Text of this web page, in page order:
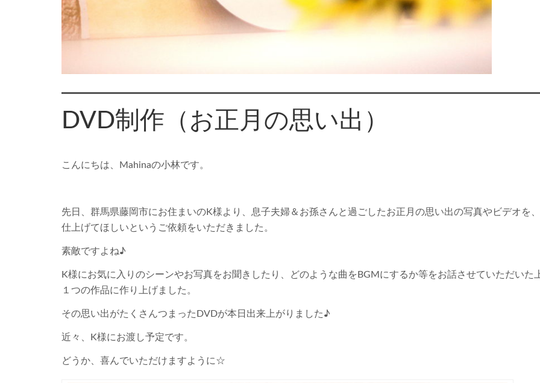
DVD制作（お正月の思い出）
こんにちは、Mahinaの小林です。
先日、群馬県藤岡市にお住まいのK様より、息子夫婦＆お孫さんと過ごしたお正月の思い出の写真やビデオを
仕上げてほしいというご依頼をいただきました。
素敵ですよね♪
K様にお気に入りのシーンやお写真をお聞きしたり、どのような曲をBGMにするか等をお話させていただいた
１つの作品に作り上げました。
その思い出がたくさんつまったDVDが本日出来上がりました♪
近々、K様にお渡し予定です。
どうか、喜んでいただけますように☆